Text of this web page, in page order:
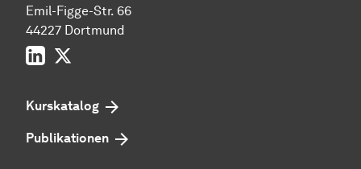
Emil-Figge-Str. 66
44227 Dort­mund
LinkedIn
Kurskatalog
Publikationen